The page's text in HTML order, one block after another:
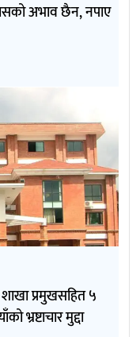
अभाव छैन, नपाए
प्रमुखसहित ५
भ्रष्टाचार मुद्दा